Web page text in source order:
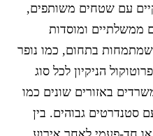
עם שטחים משותפים,
ממשלתיים ומוסדות
שמתמחות בתחום, כמו נופר
הניקיון לכל סוג
באזורים שונים כמו
סטנדרטים גבוהים. בין